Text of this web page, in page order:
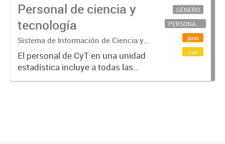
Personal de ciencia y
tecnología
Sistema de Información de Ciencia y
Tecnología Argentino (SICYTAR)
El personal de CyT en una unidad
estadística incluye a todas las
personas involucradas
GÉNERO
PERSONAL CIENTÍFICO-TECNOLÓGICO
json
csv